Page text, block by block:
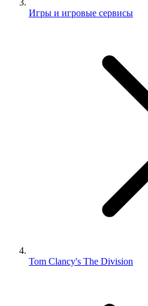
Игры и игровые сервисы
Tom Clancy's The Division